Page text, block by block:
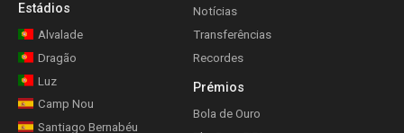
Estádios
Alvalade
Dragão
Luz
Camp Nou
Santiago Bernabéu
Notícias
Transferências
Recordes
Prémios
Bola de Ouro